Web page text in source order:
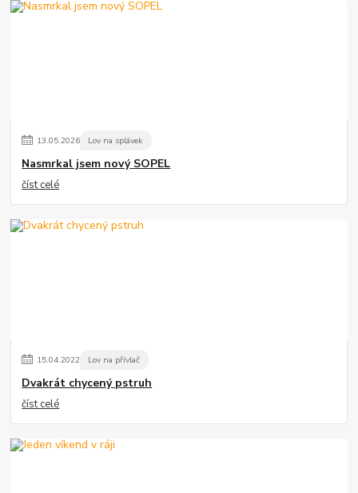
13.05.2026 Lov na splávek
Nasmrkal jsem nový SOPEL
číst celé
15.04.2022 Lov na přívlač
Dvakrát chycený pstruh
číst celé